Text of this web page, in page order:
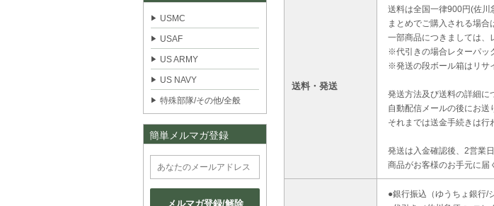
USMC
USAF
US ARMY
US NAVY
特殊部隊/その他/全般
簡単メルマガ登録
メルマガ登録/解除
送料・発送
送料は全国一律900円(佐川
まとめでご購入される場合
一部商品につきましては、
※代引きの場合レターパッ
※発送の段ボール箱はリサ
発送方法及び送料の詳細に
自動配信メールの後にお送
それまでは送金手続きは行
発送は入金確認後、2営業
商品がお客様のお手元に届
●銀行振込（ゆうちょ銀行/